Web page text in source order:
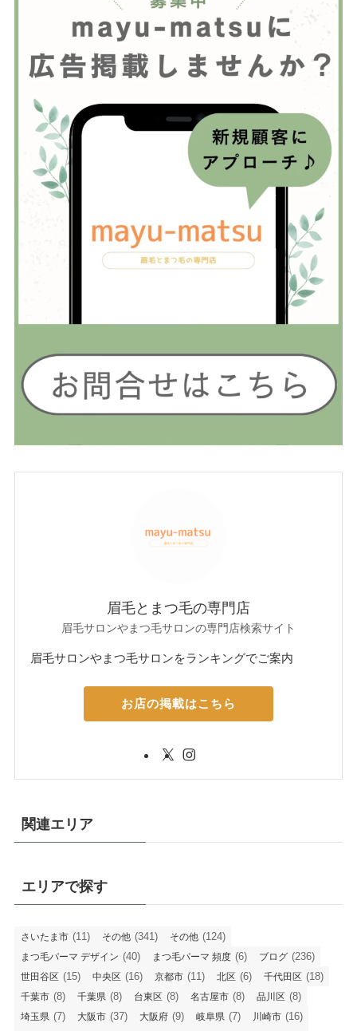
眉毛とまつ毛の専門店
眉毛サロンやまつ毛サロンの専門店検索サイト
眉毛サロンやまつ毛サロンをランキングでご案内
お店の掲載はこちら
関連エリア
エリアで探す
さいたま市 (11) その他 (341) その他 (124)
まつ毛パーマ デザイン (40) まつ毛パーマ 頻度 (6) ブログ (236)
世田谷区 (15) 中央区 (16) 京都市 (11) 北区 (6) 千代田区 (18)
千葉市 (8) 千葉県 (8) 台東区 (8) 名古屋市 (8) 品川区 (8)
埼玉県 (7) 大阪市 (37) 大阪府 (9) 岐阜県 (7) 川崎市 (16)